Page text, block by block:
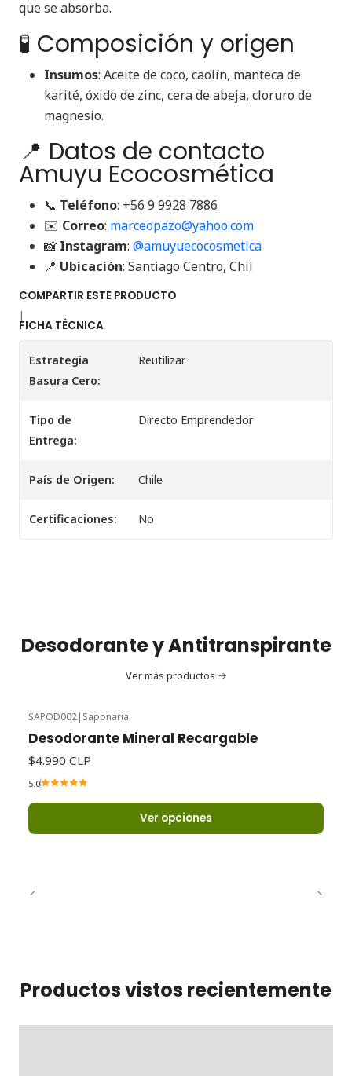
que se absorba.
🧪 Composición y origen
Insumos: Aceite de coco, caolín, manteca de
karité, óxido de zinc, cera de abeja, cloruro de
magnesio.
📍 Datos de contacto
Amuyu Ecocosmética
📞 Teléfono: +56 9 9928 7886
✉️ Correo: marceopazo@yahoo.com
📸 Instagram: @amuyuecocosmetica
📍 Ubicación: Santiago Centro, Chil
COMPARTIR ESTE PRODUCTO
|
FICHA TÉCNICA
Estrategia
Basura Cero:
Reutilizar
Tipo de
Entrega:
Directo Emprendedor
País de Origen: Chile
Certificaciones: No
Desodorante y Antitranspirante
Ver más productos
SAPOD002| Saponaria
Desodorante Mineral Recargable
$4.990 CLP
5.0
Ver opciones
Productos vistos recientemente